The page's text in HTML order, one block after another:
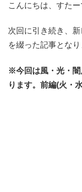
こんにちは、すたー
次回に引き続き、
を綴った記事となり
※今回は風・光・闇
ります。前編(火・